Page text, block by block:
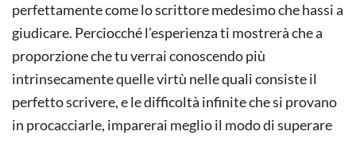
perfettamente come lo scrittore medesimo che hassi a
giudicare. Perciocché l’esperienza ti mostrerà che a
proporzione che tu verrai conoscendo più
intrinsecamente quelle virtù nelle quali consiste il
perfetto scrivere, e le difficoltà infinite che si provano
in procacciarle, imparerai meglio il modo di superare